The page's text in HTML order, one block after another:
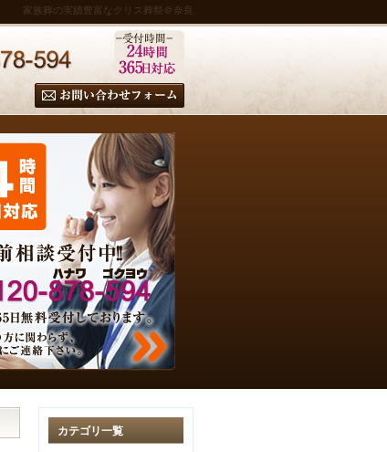
家族葬の実績豊富なクリス葬祭＠奈良
カテゴリ一覧